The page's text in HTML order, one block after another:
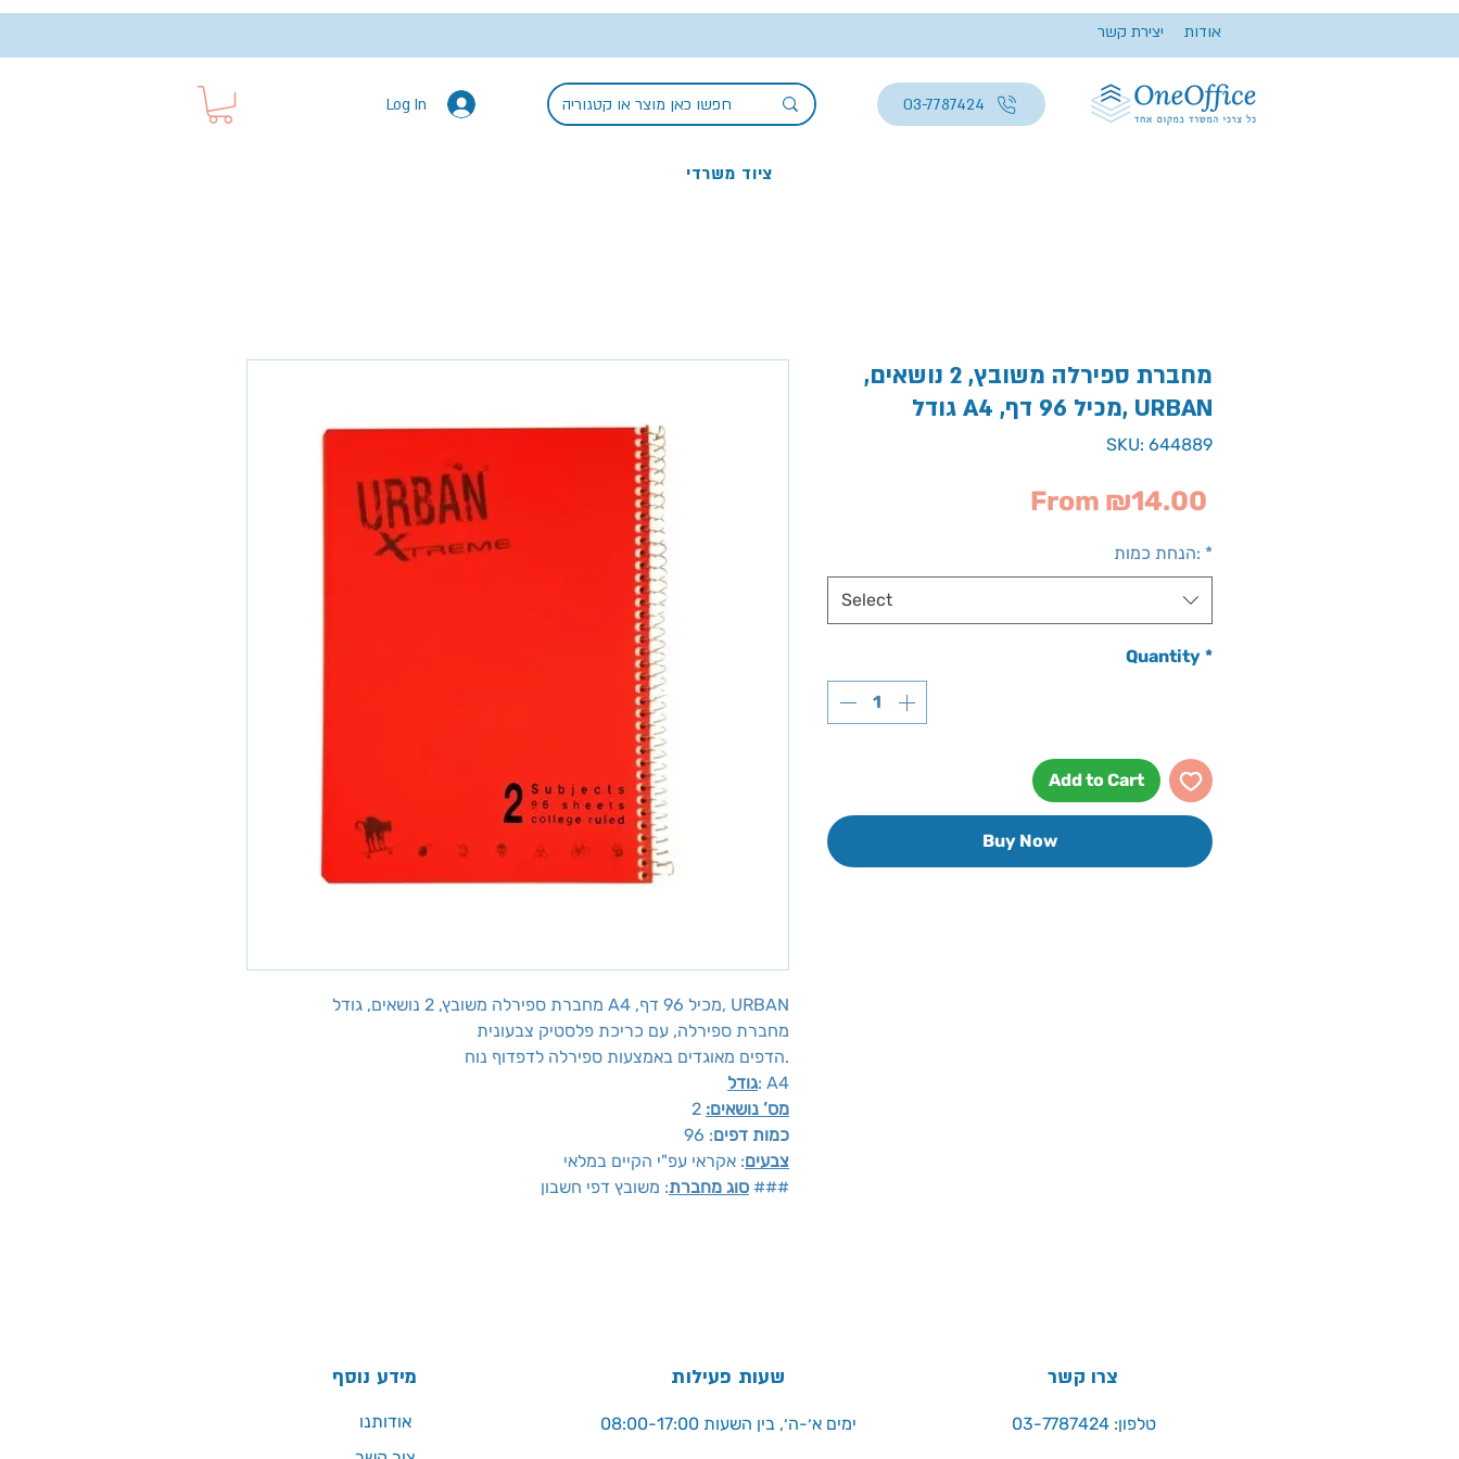
יצירת קשר אודות
Log In 03-7787424
ציוד משרדי
מחברת ספירלה משובץ, 2 נושאים, גודל A4 ,מכיל 96 דף, URBAN
מחברת ספירלה, עם כריכת פלסטיק צבעונית
הדפים מאוגדים באמצעות ספירלה לדפדוף נוח.
גודל: A4
מס’ נושאים:
כמות דפים: 96
צבעים: אקראי עפ"י הקיים במלאי
סוג מחברת : משובץ דפי חשבון ###
מחברת ספירלה משובץ, 2 נושאים,
גודל A4 ,מכיל 96 דף, URBAN
SKU: 644889
From ₪14.00
הנחת כמות: *
Select
Quantity *
Add to Cart
Buy Now
מידע נוסף שעות פעילות
ימים א׳-ה׳, בין השעות 08:00-17:00
צרו קשר
טלפון: 03-7787424
אודותנו